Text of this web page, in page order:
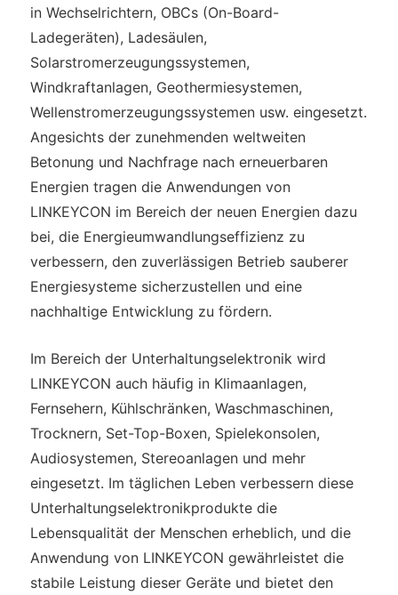
in Wechselrichtern, OBCs (On-Board-
Ladegeräten), Ladesäulen,
Solarstromerzeugungssystemen,
Windkraftanlagen, Geothermiesystemen,
Wellenstromerzeugungssystemen usw. eingesetzt.
Angesichts der zunehmenden weltweiten
Betonung und Nachfrage nach erneuerbaren
Energien tragen die Anwendungen von
LINKEYCON im Bereich der neuen Energien dazu
bei, die Energieumwandlungseffizienz zu
verbessern, den zuverlässigen Betrieb sauberer
Energiesysteme sicherzustellen und eine
nachhaltige Entwicklung zu fördern.
Im Bereich der Unterhaltungselektronik wird
LINKEYCON auch häufig in Klimaanlagen,
Fernsehern, Kühlschränken, Waschmaschinen,
Trocknern, Set-Top-Boxen, Spielekonsolen,
Audiosystemen, Stereoanlagen und mehr
eingesetzt. Im täglichen Leben verbessern diese
Unterhaltungselektronikprodukte die
Lebensqualität der Menschen erheblich, und die
Anwendung von LINKEYCON gewährleistet die
stabile Leistung dieser Geräte und bietet den